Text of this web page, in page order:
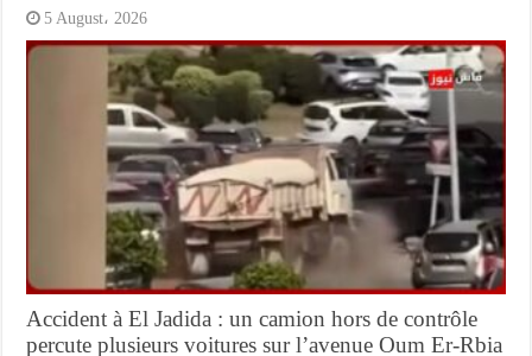
5 August، 2026
Accident à El Jadida : un camion hors de contrôle
percute plusieurs voitures sur l’avenue Oum Er-Rbia